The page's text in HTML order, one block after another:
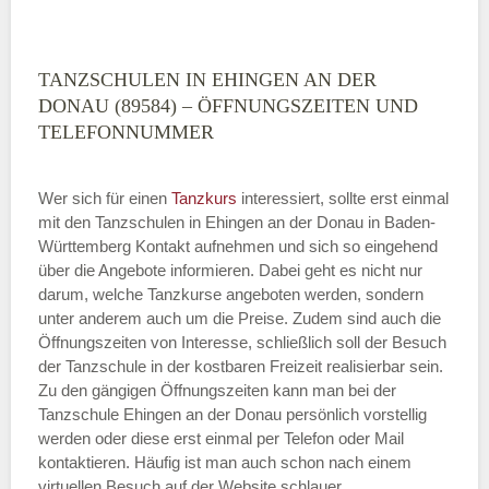
TANZSCHULEN IN EHINGEN AN DER
DONAU (89584) – ÖFFNUNGSZEITEN UND
TELEFONNUMMER
Wer sich für einen Tanzkurs interessiert, sollte erst einmal
mit den Tanzschulen in Ehingen an der Donau in Baden-
Württemberg Kontakt aufnehmen und sich so eingehend
über die Angebote informieren. Dabei geht es nicht nur
darum, welche Tanzkurse angeboten werden, sondern
unter anderem auch um die Preise. Zudem sind auch die
Öffnungszeiten von Interesse, schließlich soll der Besuch
der Tanzschule in der kostbaren Freizeit realisierbar sein.
Zu den gängigen Öffnungszeiten kann man bei der
Tanzschule Ehingen an der Donau persönlich vorstellig
werden oder diese erst einmal per Telefon oder Mail
kontaktieren. Häufig ist man auch schon nach einem